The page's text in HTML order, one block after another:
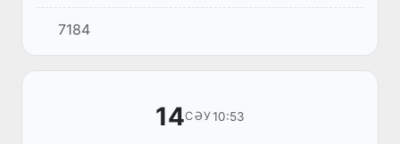
мұнайды қайта өңдеу зауыты 1997 жылдың
22 августында тайдалануға тапсырылған.
Бүгінде ірі инвестция...
7184
14СӘУ10:53